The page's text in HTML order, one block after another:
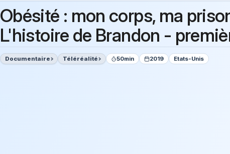
Obésité : mon corps, ma
L'histoire de Brandon -
Documentaire Téléréalité 50min 2019 Etats-Unis